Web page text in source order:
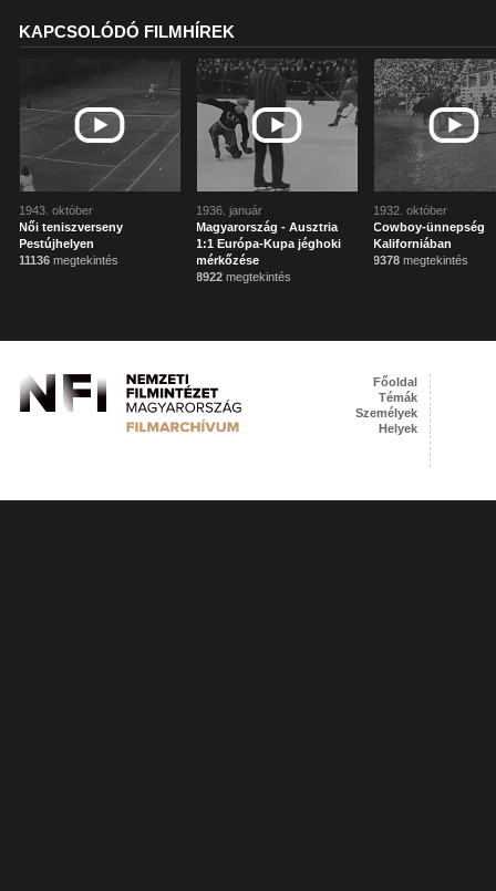
KAPCSOLÓDÓ FILMHÍREK
1943. október
Női teniszverseny
Pestújhelyen
11136 megtekintés
1936. január
Magyarország - Ausztria
1:1 Európa-Kupa jéghoki
mérkőzése
8922 megtekintés
1932. október
Cowboy-ünnepség
Kaliforniában
9378 megtekintés
Főoldal
Témák
Személyek
Helyek